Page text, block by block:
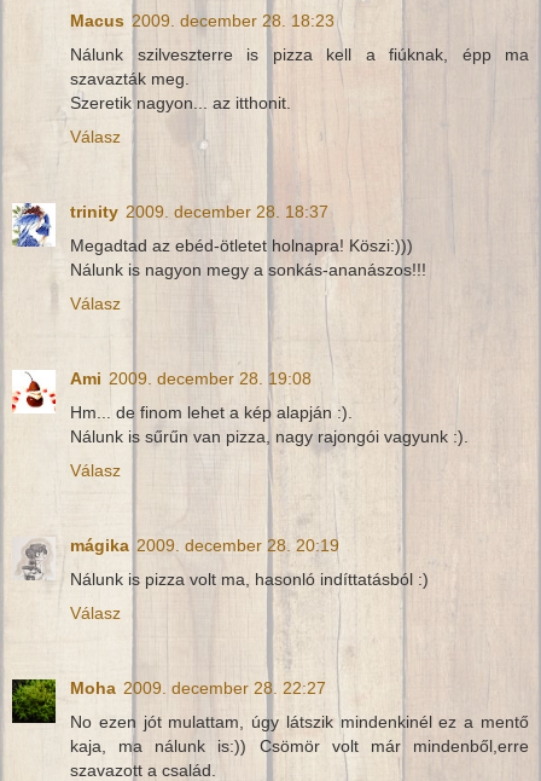
Macus 2009. december 28. 18:23
Nálunk szilveszterre is pizza kell a fiúknak, épp ma
szavazták meg.
Szeretik nagyon... az itthonit.
Válasz
trinity 2009. december 28. 18:37
Megadtad az ebéd-ötletet holnapra! Köszi:)))
Nálunk is nagyon megy a sonkás-ananászos!!!
Válasz
Ami 2009. december 28. 19:08
Hm... de finom lehet a kép alapján :).
Nálunk is sűrűn van pizza, nagy rajongói vagyunk :).
Válasz
mágika 2009. december 28. 20:19
Nálunk is pizza volt ma, hasonló indíttatásból :)
Válasz
Moha 2009. december 28. 22:27
No ezen jót mulattam, úgy látszik mindenkinél ez a mentő
kaja, ma nálunk is:)) Csömör volt már mindenből,erre
szavazott a család.